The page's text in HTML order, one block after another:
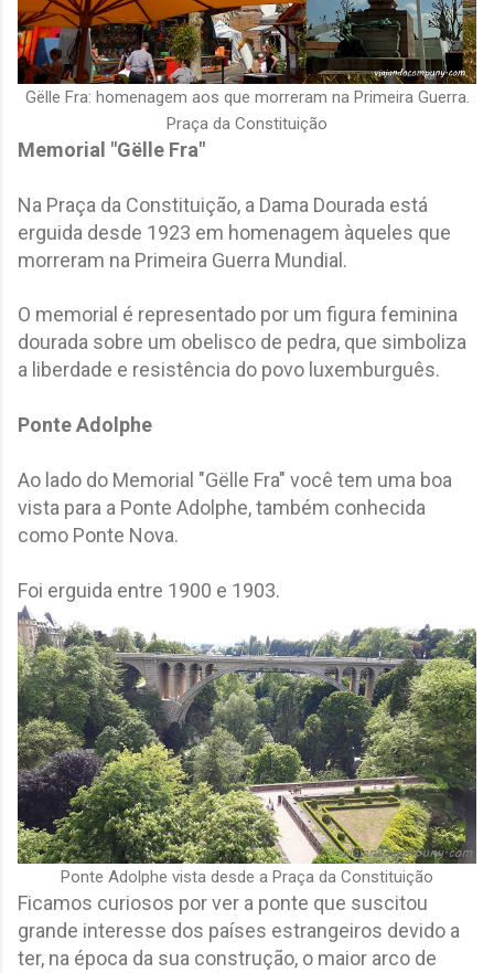
Gëlle Fra: homenagem aos que morreram na Primeira Guerra.
Praça da Constituição
Memorial "Gëlle Fra"
Na Praça da Constituição, a Dama Dourada está
erguida desde 1923 em homenagem àqueles que
morreram na Primeira Guerra Mundial.
O memorial é representado por um figura feminina
dourada sobre um obelisco de pedra, que simboliza
a liberdade e resistência do povo luxemburguês.
Ponte Adolphe
Ao lado do Memorial "Gëlle Fra" você tem uma boa
vista para a Ponte Adolphe, também conhecida
como Ponte Nova.
Foi erguida entre 1900 e 1903.
Ponte Adolphe vista desde a Praça da Constituição
Ficamos curiosos por ver a ponte que suscitou
grande interesse dos países estrangeiros devido a
ter, na época da sua construção, o maior arco de